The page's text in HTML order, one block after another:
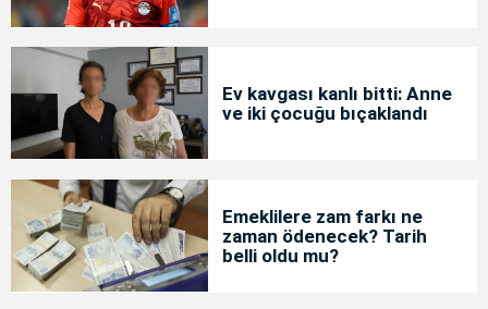
Ev kavgası kanlı bitti: Anne
ve iki çocuğu bıçaklandı
Emeklilere zam farkı ne
zaman ödenecek? Tarih
belli oldu mu?